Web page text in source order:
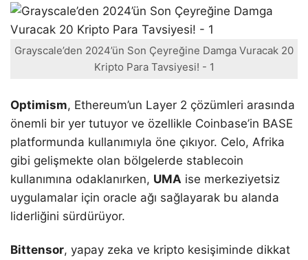
Grayscale’den 2024’ün Son Çeyreğine Damga Vuracak 20
Kripto Para Tavsiyesi! - 1
Optimism, Ethereum’un Layer 2 çözümleri arasında
önemli bir yer tutuyor ve özellikle Coinbase’in BASE
platformunda kullanımıyla öne çıkıyor. Celo, Afrika
gibi gelişmekte olan bölgelerde stablecoin
kullanımına odaklanırken, UMA ise merkeziyetsiz
uygulamalar için oracle ağı sağlayarak bu alanda
liderliğini sürdürüyor.
Bittensor, yapay zeka ve kripto kesişiminde dikkat